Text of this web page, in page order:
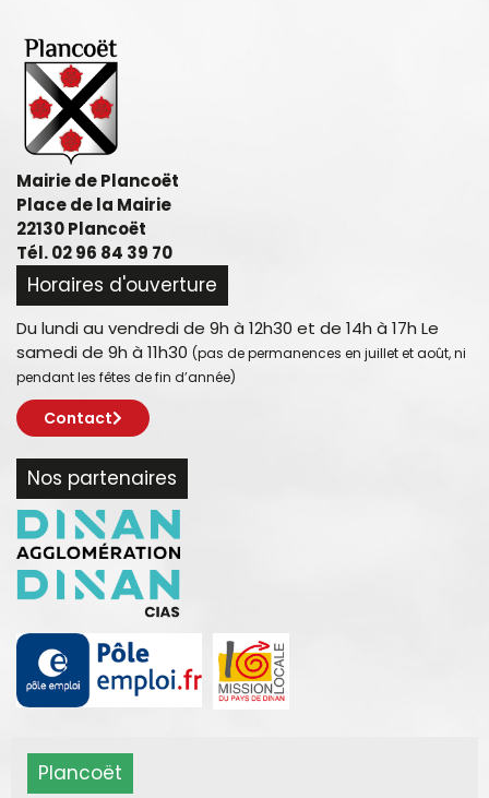
Mairie de Plancoët
Place de la Mairie
22130 Plancoët
Tél. 02 96 84 39 70
Horaires d'ouverture
Du lundi au vendredi de 9h à 12h30 et de 14h à 17h Le
samedi de 9h à 11h30 (pas de permanences en juillet et août, ni
pendant les fêtes de fin d’année)
Contact
Nos partenaires
Plancoët